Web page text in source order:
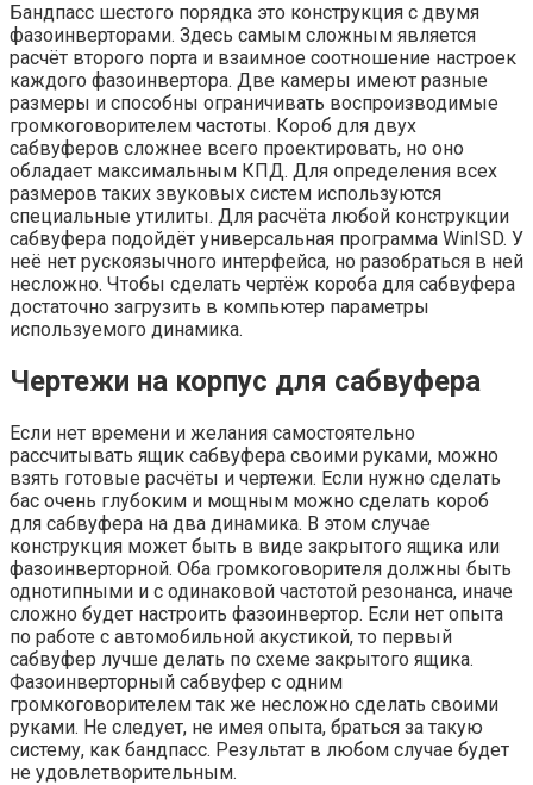
Бандпасс шестого порядка это конструкция с двумя
фазоинверторами. Здесь самым сложным является
расчёт второго порта и взаимное соотношение настроек
каждого фазоинвертора. Две камеры имеют разные
размеры и способны ограничивать воспроизводимые
громкоговорителем частоты. Короб для двух
сабвуферов сложнее всего проектировать, но оно
обладает максимальным КПД. Для определения всех
размеров таких звуковых систем используются
специальные утилиты. Для расчёта любой конструкции
сабвуфера подойдёт универсальная программа WinISD. У
неё нет рускоязычного интерфейса, но разобраться в ней
несложно. Чтобы сделать чертёж короба для сабвуфера
достаточно загрузить в компьютер параметры
используемого динамика.
Чертежи на корпус для сабвуфера
Если нет времени и желания самостоятельно
рассчитывать ящик сабвуфера своими руками, можно
взять готовые расчёты и чертежи. Если нужно сделать
бас очень глубоким и мощным можно сделать короб
для сабвуфера на два динамика. В этом случае
конструкция может быть в виде закрытого ящика или
фазоинверторной. Оба громкоговорителя должны быть
однотипными и с одинаковой частотой резонанса, иначе
сложно будет настроить фазоинвертор. Если нет опыта
по работе с автомобильной акустикой, то первый
сабвуфер лучше делать по схеме закрытого ящика.
Фазоинверторный сабвуфер с одним
громкоговорителем так же несложно сделать своими
руками. Не следует, не имея опыта, браться за такую
систему, как бандпасс. Результат в любом случае будет
не удовлетворительным.